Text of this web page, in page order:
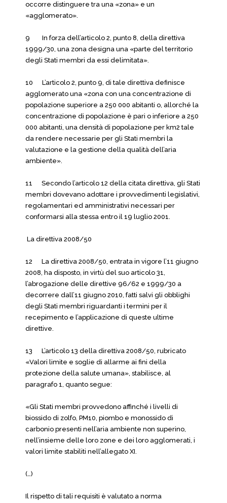
occorre distinguere tra una «zona» e un
«agglomerato».
9 In forza dell’articolo 2, punto 8, della direttiva
1999/30, una zona designa una «parte del territorio
degli Stati membri da essi delimitata».
10 L’articolo 2, punto 9, di tale direttiva definisce
agglomerato una «zona con una concentrazione di
popolazione superiore a 250 000 abitanti o, allorché la
concentrazione di popolazione è pari o inferiore a 250
000 abitanti, una densità di popolazione per km2 tale
da rendere necessarie per gli Stati membri la
valutazione e la gestione della qualità dell’aria
ambiente».
11 Secondo l’articolo 12 della citata direttiva, gli Stati
membri dovevano adottare i provvedimenti legislativi,
regolamentari ed amministrativi necessari per
conformarsi alla stessa entro il 19 luglio 2001.
La direttiva 2008/50
12 La direttiva 2008/50, entrata in vigore l’11 giugno
2008, ha disposto, in virtù del suo articolo 31,
l’abrogazione delle direttive 96/62 e 1999/30 a
decorrere dall’11 giugno 2010, fatti salvi gli obblighi
degli Stati membri riguardanti i termini per il
recepimento e l’applicazione di queste ultime
direttive.
13 L’articolo 13 della direttiva 2008/50, rubricato
«Valori limite e soglie di allarme ai fini della
protezione della salute umana», stabilisce, al
paragrafo 1, quanto segue:
«Gli Stati membri provvedono affinché i livelli di
biossido di zolfo, PM10, piombo e monossido di
carbonio presenti nell’aria ambiente non superino,
nell’insieme delle loro zone e dei loro agglomerati, i
valori limite stabiliti nell’allegato XI.
(…)
Il rispetto di tali requisiti è valutato a norma